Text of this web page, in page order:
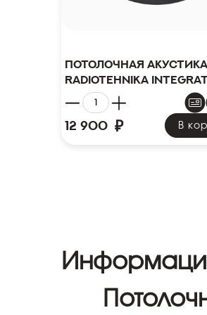
Потолочная акустика
Radiotehnika
12 900 ₽ В